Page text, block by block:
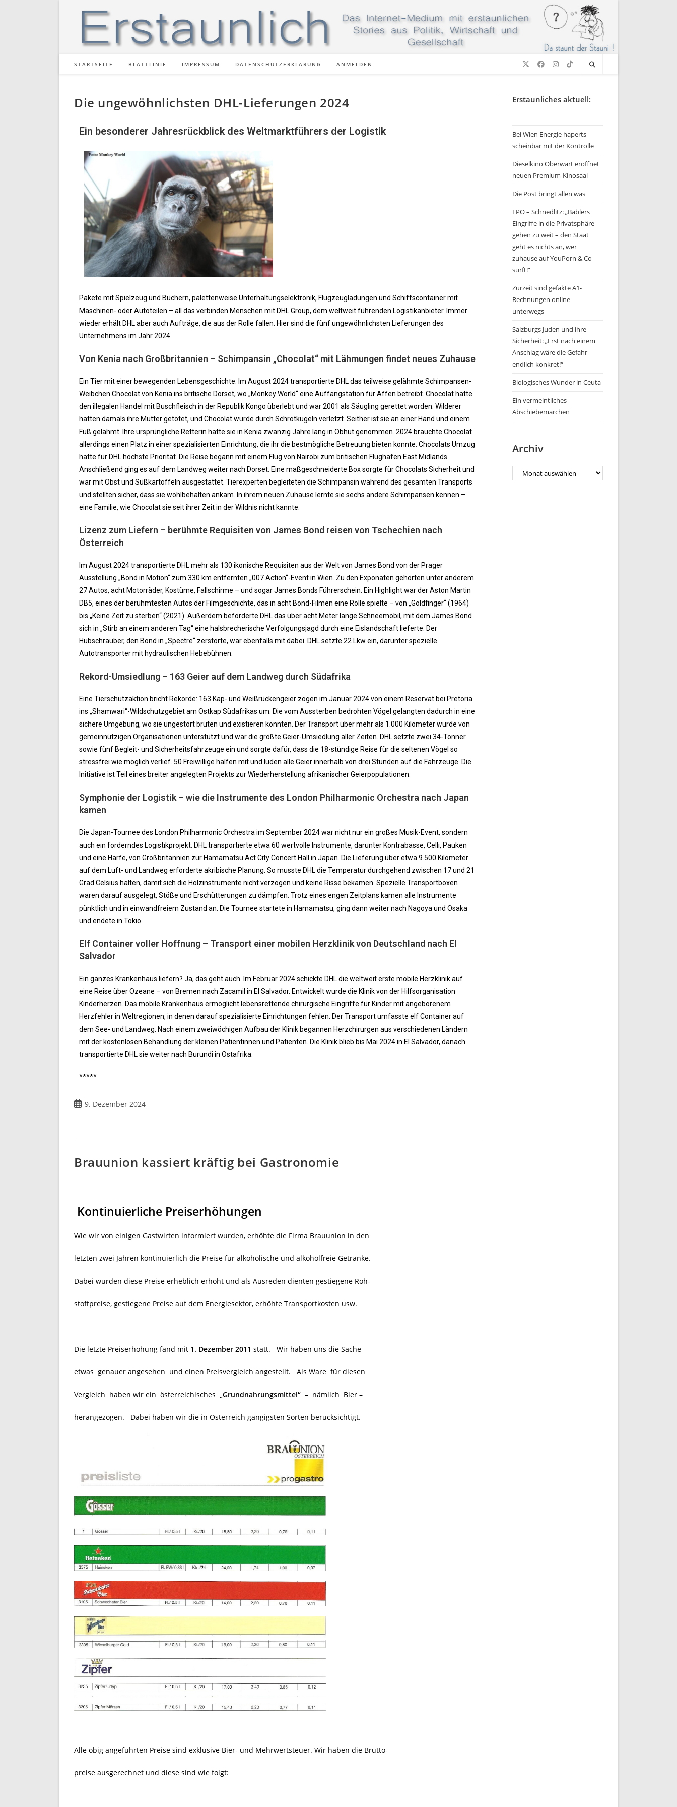
STARTSEITE BLATTLINIE IMPRESSUM DATENSCHUTZERKLÄRUNG ANMELDEN
Die ungewöhnlichsten DHL-Lieferungen 2024
Ein besonderer Jahresrückblick des Weltmarktführers der Logistik
Pakete mit Spielzeug und Büchern, palettenweise Unterhaltungselektronik, Flugzeugladungen und Schiffscontainer mit
Maschinen- oder Autoteilen – all das verbinden Menschen mit DHL Group, dem weltweit führenden Logistikanbieter. Immer
wieder erhält DHL aber auch Aufträge, die aus der Rolle fallen. Hier sind die fünf ungewöhnlichsten Lieferungen des
Unternehmens im Jahr 2024.
Von Kenia nach Großbritannien – Schimpansin „Chocolat“ mit Lähmungen findet neues Zuhause
Ein Tier mit einer bewegenden Lebensgeschichte: Im August 2024 transportierte DHL das teilweise gelähmte Schimpansen-
Weibchen Chocolat von Kenia ins britische Dorset, wo „Monkey World“ eine Auffangstation für Affen betreibt. Chocolat hatte
den illegalen Handel mit Buschfleisch in der Republik Kongo überlebt und war 2001 als Säugling gerettet worden. Wilderer
hatten damals ihre Mutter getötet, und Chocolat wurde durch Schrotkugeln verletzt. Seither ist sie an einer Hand und einem
Fuß gelähmt. Ihre ursprüngliche Retterin hatte sie in Kenia zwanzig Jahre lang in Obhut genommen. 2024 brauchte Chocolat
allerdings einen Platz in einer spezialisierten Einrichtung, die ihr die bestmögliche Betreuung bieten konnte. Chocolats Umzug
hatte für DHL höchste Priorität. Die Reise begann mit einem Flug von Nairobi zum britischen Flughafen East Midlands.
Anschließend ging es auf dem Landweg weiter nach Dorset. Eine maßgeschneiderte Box sorgte für Chocolats Sicherheit und
war mit Obst und Süßkartoffeln ausgestattet. Tierexperten begleiteten die Schimpansin während des gesamten Transports
und stellten sicher, dass sie wohlbehalten ankam. In ihrem neuen Zuhause lernte sie sechs andere Schimpansen kennen –
eine Familie, wie Chocolat sie seit ihrer Zeit in der Wildnis nicht kannte.
Lizenz zum Liefern – berühmte Requisiten von James Bond reisen von Tschechien nach
Österreich
Im August 2024 transportierte DHL mehr als 130 ikonische Requisiten aus der Welt von James Bond von der Prager
Ausstellung „Bond in Motion“ zum 330 km entfernten „007 Action“-Event in Wien. Zu den Exponaten gehörten unter anderem
27 Autos, acht Motorräder, Kostüme, Fallschirme – und sogar James Bonds Führerschein. Ein Highlight war der Aston Martin
DB5, eines der berühmtesten Autos der Filmgeschichte, das in acht Bond-Filmen eine Rolle spielte – von „Goldfinger“ (1964)
bis „Keine Zeit zu sterben“ (2021). Außerdem beförderte DHL das über acht Meter lange Schneemobil, mit dem James Bond
sich in „Stirb an einem anderen Tag“ eine halsbrecherische Verfolgungsjagd durch eine Eislandschaft lieferte. Der
Hubschrauber, den Bond in „Spectre“ zerstörte, war ebenfalls mit dabei. DHL setzte 22 Lkw ein, darunter spezielle
Autotransporter mit hydraulischen Hebebühnen.
Rekord-Umsiedlung – 163 Geier auf dem Landweg durch Südafrika
Eine Tierschutzaktion bricht Rekorde: 163 Kap- und Weißrückengeier zogen im Januar 2024 von einem Reservat bei Pretoria
ins „Shamwari“-Wildschutzgebiet am Ostkap Südafrikas um. Die vom Aussterben bedrohten Vögel gelangten dadurch in eine
sichere Umgebung, wo sie ungestört brüten und existieren konnten. Der Transport über mehr als 1.000 Kilometer wurde von
gemeinnützigen Organisationen unterstützt und war die größte Geier-Umsiedlung aller Zeiten. DHL setzte zwei 34-Tonner
sowie fünf Begleit- und Sicherheitsfahrzeuge ein und sorgte dafür, dass die 18-stündige Reise für die seltenen Vögel so
stressfrei wie möglich verlief. 50 Freiwillige halfen mit und luden alle Geier innerhalb von drei Stunden auf die Fahrzeuge. Die
Initiative ist Teil eines breiter angelegten Projekts zur Wiederherstellung afrikanischer Geierpopulationen.
Symphonie der Logistik – wie die Instrumente des London Philharmonic Orchestra nach Japan
kamen
Die Japan-Tournee des London Philharmonic Orchestra im September 2024 war nicht nur ein großes Musik-Event, sondern
auch ein forderndes Logistikprojekt. DHL transportierte etwa 60 wertvolle Instrumente, darunter Kontrabässe, Celli, Pauken
und eine Harfe, von Großbritannien zur Hamamatsu Act City Concert Hall in Japan. Die Lieferung über etwa 9.500 Kilometer
auf dem Luft- und Landweg erforderte akribische Planung. So musste DHL die Temperatur durchgehend zwischen 17 und 21
Grad Celsius halten, damit sich die Holzinstrumente nicht verzogen und keine Risse bekamen. Spezielle Transportboxen
waren darauf ausgelegt, Stöße und Erschütterungen zu dämpfen. Trotz eines engen Zeitplans kamen alle Instrumente
pünktlich und in einwandfreiem Zustand an. Die Tournee startete in Hamamatsu, ging dann weiter nach Nagoya und Osaka
und endete in Tokio.
Elf Container voller Hoffnung – Transport einer mobilen Herzklinik von Deutschland nach El
Salvador
Ein ganzes Krankenhaus liefern? Ja, das geht auch. Im Februar 2024 schickte DHL die weltweit erste mobile Herzklinik auf
eine Reise über Ozeane – von Bremen nach Zacamil in El Salvador. Entwickelt wurde die Klinik von der Hilfsorganisation
Kinderherzen. Das mobile Krankenhaus ermöglicht lebensrettende chirurgische Eingriffe für Kinder mit angeborenem
Herzfehler in Weltregionen, in denen darauf spezialisierte Einrichtungen fehlen. Der Transport umfasste elf Container auf
dem See- und Landweg. Nach einem zweiwöchigen Aufbau der Klinik begannen Herzchirurgen aus verschiedenen Ländern
mit der kostenlosen Behandlung der kleinen Patientinnen und Patienten. Die Klinik blieb bis Mai 2024 in El Salvador, danach
transportierte DHL sie weiter nach Burundi in Ostafrika.
*****
9. Dezember 2024
Brauunion kassiert kräftig bei Gastronomie
Kontinuierliche Preiserhöhungen
Wie wir von einigen Gastwirten informiert wurden, erhöhte die Firma Brauunion in den
letzten zwei Jahren kontinuierlich die Preise für alkoholische und alkoholfreie Getränke.
Dabei wurden diese Preise erheblich erhöht und als Ausreden dienten gestiegene Roh-
stoffpreise, gestiegene Preise auf dem Energiesektor, erhöhte Transportkosten usw.
Die letzte Preiserhöhung fand mit 1. Dezember 2011 statt. Wir haben uns die Sache
etwas genauer angesehen und einen Preisvergleich angestellt. Als Ware für diesen
Vergleich haben wir ein österreichisches „Grundnahrungsmittel“ – nämlich Bier –
herangezogen. Dabei haben wir die in Österreich gängigsten Sorten berücksichtigt.
Alle obig angeführten Preise sind exklusive Bier- und Mehrwertsteuer. Wir haben die Brutto-
preise ausgerechnet und diese sind wie folgt:
Erstaunliches aktuell:
Bei Wien Energie haperts
scheinbar mit der Kontrolle
Dieselkino Oberwart eröffnet
neuen Premium-Kinosaal
Die Post bringt allen was
FPÖ – Schnedlitz: „Bablers
Eingriffe in die Privatsphäre
gehen zu weit – den Staat
geht es nichts an, wer
zuhause auf YouPorn & Co
surft!“
Zurzeit sind gefakte A1-
Rechnungen online
unterwegs
Salzburgs Juden und ihre
Sicherheit: „Erst nach einem
Anschlag wäre die Gefahr
endlich konkret!“
Biologisches Wunder in Ceuta
Ein vermeintliches
Abschiebemärchen
Archiv